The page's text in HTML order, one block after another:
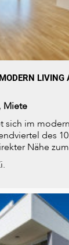
LIVING
, Miete
sich im
des
Nähe zum
überzeugt...